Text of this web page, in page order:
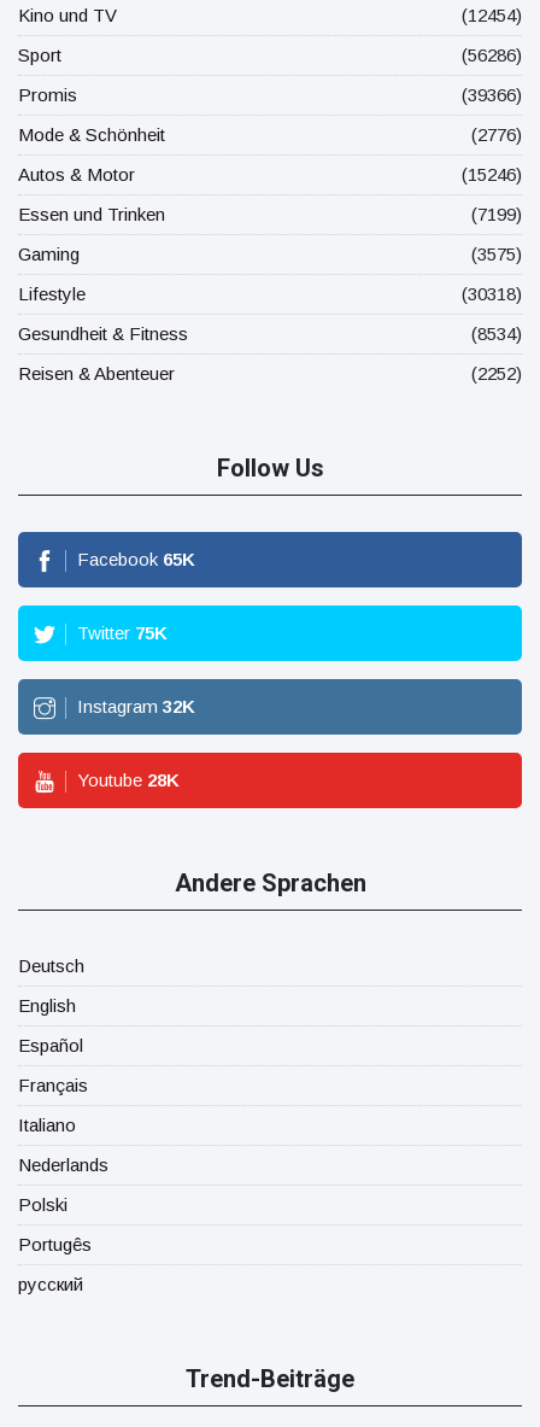
Kino und TV
(12454)
Sport
(56286)
Promis
(39366)
Mode & Schönheit
(2776)
Autos & Motor
(15246)
Essen und Trinken
(7199)
Gaming
(3575)
Lifestyle
(30318)
Gesundheit & Fitness
(8534)
Reisen & Abenteuer
(2252)
Follow Us
Facebook 65K
Twitter 75K
Instagram 32K
Youtube 28K
Andere Sprachen
Deutsch
English
Español
Français
Italiano
Nederlands
Polski
Portugês
русский
Trend-Beiträge